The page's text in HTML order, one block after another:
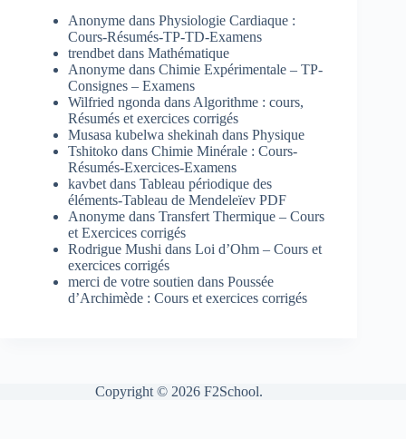
Anonyme dans Physiologie Cardiaque :
Cours-Résumés-TP-TD-Examens
trendbet dans Mathématique
Anonyme dans Chimie Expérimentale – TP-
Consignes – Examens
Wilfried ngonda dans Algorithme : cours,
Résumés et exercices corrigés
Musasa kubelwa shekinah dans Physique
Tshitoko dans Chimie Minérale : Cours-
Résumés-Exercices-Examens
kavbet dans Tableau périodique des
éléments-Tableau de Mendeleïev PDF
Anonyme dans Transfert Thermique – Cours
et Exercices corrigés
Rodrigue Mushi dans Loi d’Ohm – Cours et
exercices corrigés
merci de votre soutien dans Poussée
d’Archimède : Cours et exercices corrigés
Copyright © 2026 F2School.